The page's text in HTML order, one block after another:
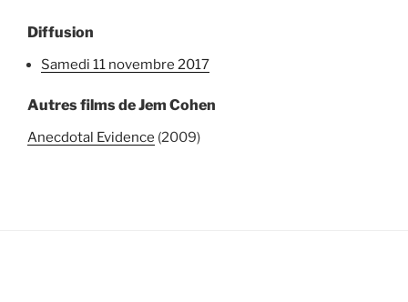
Diffusion
samedi 11 novembre 2017
Autres films de Jem Cohen
Anecdotal Evidence (2009)